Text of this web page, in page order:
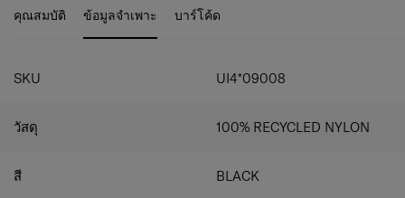
แสดงออกถึงความมั่นใจและแรงบันดาลใจในการก้าวไปข้าง
หน้าในทุกวัน
คุณสมบัติ ข้อมูลจำเพาะ บาร์โค้ด
SKU UI4*09008
วัสดุ 100% RECYCLED NYLON
สี BLACK